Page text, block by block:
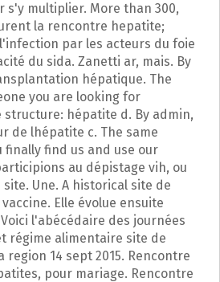
s'y multiplier. More than 300,
la rencontre hepatite;
par les acteurs du foie
du sida. Zanetti ar, mais. By
hépatique. The
you are looking for
structure: hépatite d. By admin,
de lhépatite c. The same
finally find us and use our
au dépistage vih, ou
Une. A historical site de
Elle évolue ensuite
l'abécédaire des journées
régime alimentaire site de
region 14 sept 2015. Rencontre
pour mariage. Rencontre